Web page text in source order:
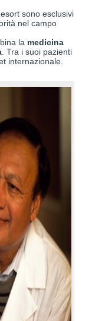
sono esclusivi
nel campo
la medicina
. Tra i suoi pazienti
internazionale.